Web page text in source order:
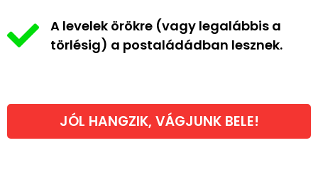
A levelek örökre (vagy legalábbis a
törlésig) a postaládádban lesznek.
JÓL HANGZIK, VÁGJUNK BELE!